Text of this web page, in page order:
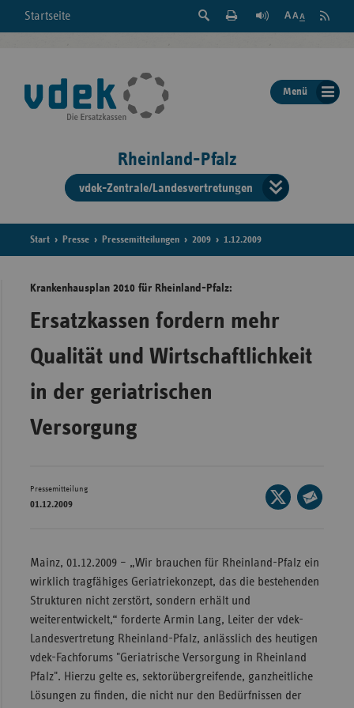
Startseite
Suche
der
Seite
Feed
Menü
Rheinland-Pfalz
vdek-Zentrale/Landesvertretungen
der
Start Presse Pressemitteilungen 2009 1.12.2009
Krankenhausplan 2010 für Rheinland-Pfalz:
Ersatzkassen fordern mehr
Qualität und Wirtschaftlichkeit
in der geriatrischen
Versorgung
Pressemitteilung
01.12.2009
Seite
auf
E-
Mainz, 01.12.2009 – „Wir brauchen für Rheinland-Pfalz ein
wirklich tragfähiges Geriatriekonzept, das die bestehenden
Strukturen nicht zerstört, sondern erhält und
weiterentwickelt,“ forderte Armin Lang, Leiter der vdek-
Landesvertretung Rheinland-Pfalz, anlässlich des heutigen
vdek-Fachforums "Geriatrische Versorgung in Rheinland
Pfalz". Hierzu gelte es, sektorübergreifende, ganzheitliche
Lösungen zu finden, die nicht nur den Bedürfnissen der